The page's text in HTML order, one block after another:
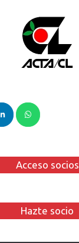
Acceso socios
Hazte socio